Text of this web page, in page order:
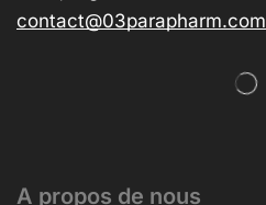
contact@03parapharm.com
A propos de nous